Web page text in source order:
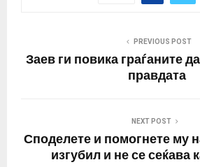
PREVIOUS POST
Заев ги повика граѓаните
правдата
NEXT POST
Споделете и помогнете му
изгубил и не се сеќава